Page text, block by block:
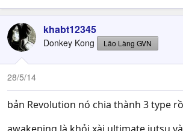
khabt12345
Donkey Kong Lão Làng GVN
28/5/14
bản Revolution nó chia thành 3 type